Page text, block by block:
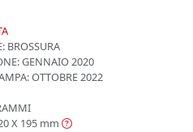
BROSSURA
GENNAIO 2020
OTTOBRE 2022
X 195 mm